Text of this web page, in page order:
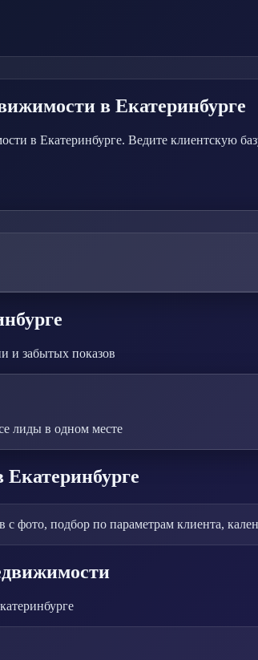
в Екатеринбурге
в Екатеринбурге. Ведите клиентскую
и забытых показов
лиды в одном месте
Екатеринбурге
фото, подбор по параметрам клиента,